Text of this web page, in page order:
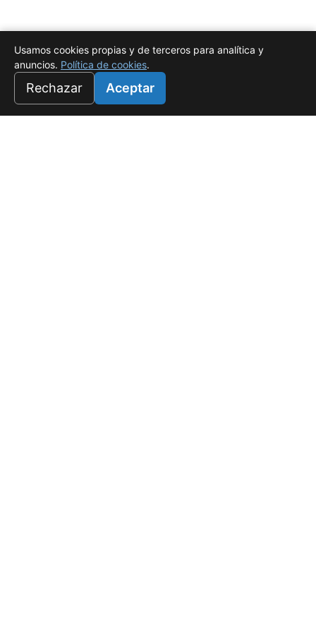
Usamos cookies propias y de terceros para analítica y
anuncios. Política de cookies.
Rechazar Aceptar